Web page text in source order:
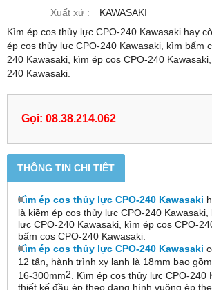
Xuất xứ :
KAWASAKI
Kìm ép cos thủy lực CPO-240 Kawasaki hay
ép cos thủy lực CPO-240 Kawasaki, kìm bấm
240 Kawasaki, kìm ép cos CPO-240
240 Kawasaki.
Gọi: 08.38.214.062
THÔNG TIN CHI TIẾT
Kìm ép cos thủy lực CPO-240 Kawasaki
là kiềm ép cos thủy lực CPO-240
lực CPO-240 Kawasaki, kìm ép cos CPO-
bấm cos CPO-240 Kawasaki.
Kìm ép cos thủy lực CPO-240 Kawasaki
12 tấn, hành trình xy lanh là 18mm bao
16-300mm2 . Kìm ép cos thủy lực CPO-240
thiết kế đầu ép theo dạng hình vuông ép